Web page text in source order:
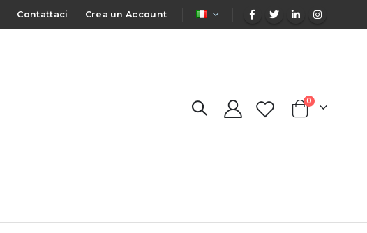
Contattaci Crea un Account LINGUA
Cart
0elementi